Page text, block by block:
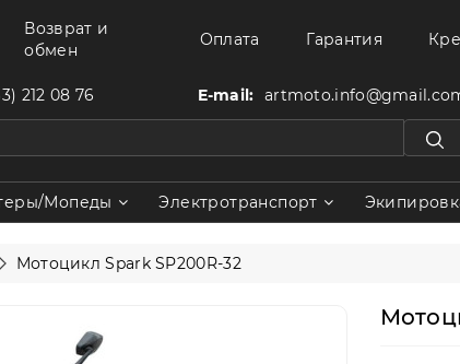
Возврат и
обмен
Оплата Гарантия
212 08 76 E-mail:
Мопеды Электротранспорт
Мотоцикл Spark SP200R-32